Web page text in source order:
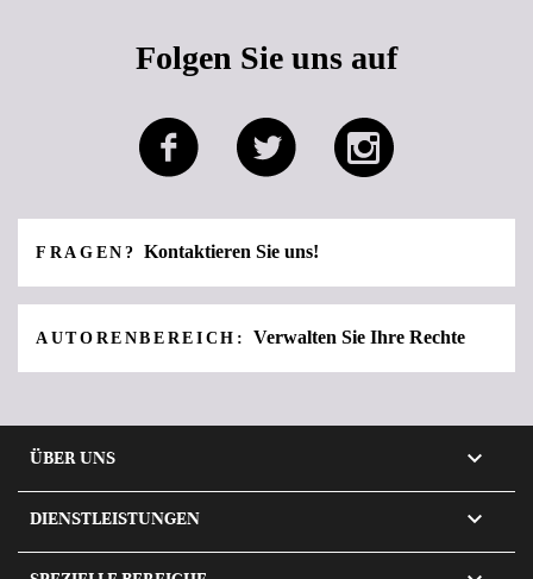
Folgen Sie uns auf
FRAGEN?Kontaktieren Sie uns!
AUTORENBEREICH: Verwalten Sie Ihre Rechte
ÜBER UNS 
DIENSTLEISTUNGEN 